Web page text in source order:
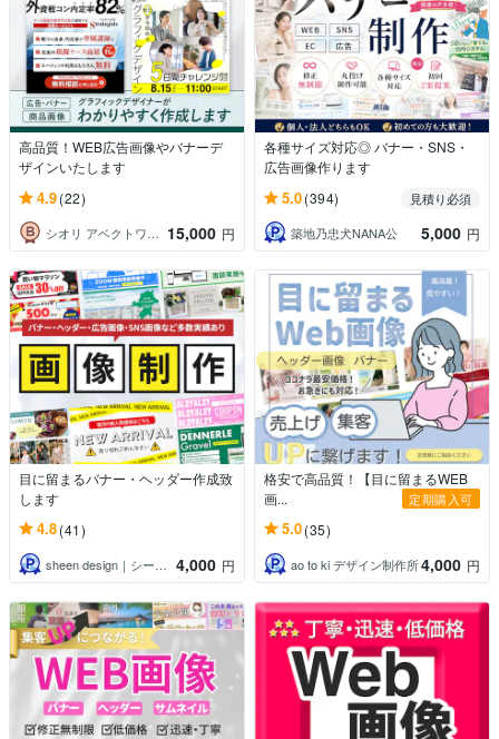
高品質！WEB広告画像やバナーデ
ザインいたします
4.9(22)
シオリ アベクトワデザイン 15,000 円
各種サイズ対応◎ バナー・SNS・
広告画像作ります
5.0(394)
見積り必須
築地乃忠犬NANA公
5,000 円
目に留まるバナー・ヘッダー作成致
します
4.8(41)
sheen design｜シーンデザイン 4,000 円
格安で高品質！【目に留まるWEB
画...
定期購入可
5.0(35)
ao to ki デザイン制作所4,000 円